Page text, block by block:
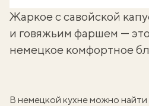
Жаркое с савойской
и говяжьим фаршем —
немецкое комфортное
В немецкой кухне можно